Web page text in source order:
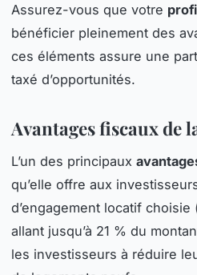
Assurez-vous que votre
bénéficier pleinement des
ces éléments assure une
taxé d’opportunités.
Avantages fiscaux de
L’un des principaux
qu’elle offre aux
d’engagement locatif
allant jusqu’à 21 % du
les investisseurs à réduire